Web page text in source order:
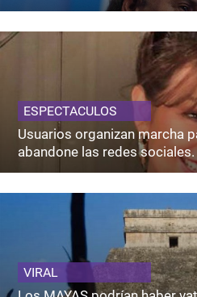
ESPECTACULOS
Usuarios organizan marcha
abandone las redes sociales.
VIRAL